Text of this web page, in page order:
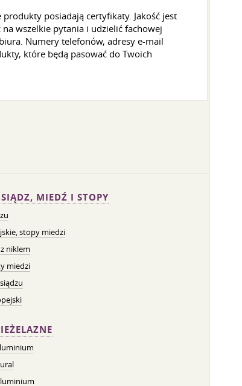
posiadają certyfikaty. Jakość jest
wszelkie pytania i udzielić fachowej
Numery telefonów, adresy e-mail
które będą pasować do Twoich
MIEDŹ I STOPY
stopy miedzi
niklem
miedzi